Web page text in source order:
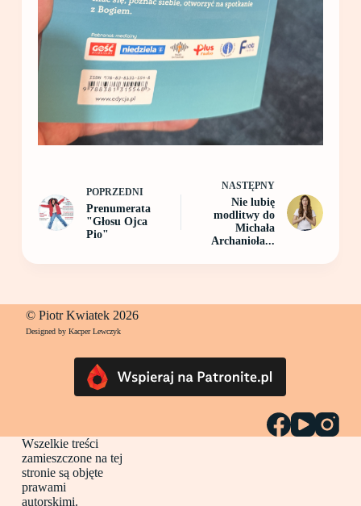
POPRZEDNI
Prenumerata
"Głosu Ojca
Pio"
NASTĘPNY
Nie lubię
modlitwy do
Michała
Archanioła...
© Piotr Kwiatek 2026
Designed by Kacper Lewczyk
Wszelkie treści
zamieszczone na tej
stronie są objęte
prawami
autorskimi.